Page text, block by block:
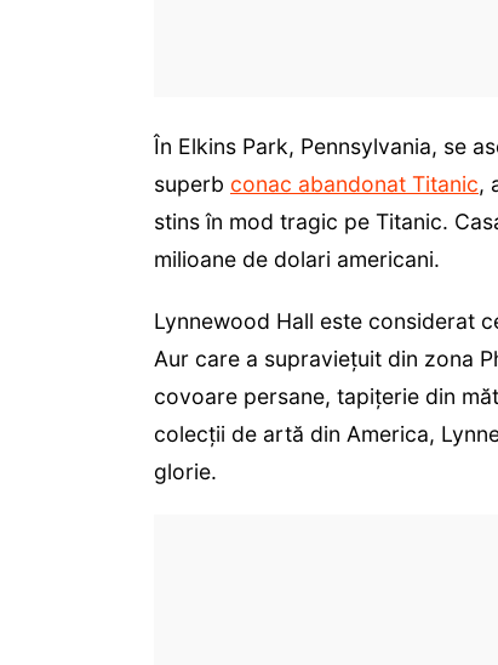
În Elkins Park, Pennsylvania, se
superb conac abandonat Titanic,
stins în mod tragic pe Titanic.
milioane de dolari americani.
Lynnewood Hall este considerat
Aur care a supraviețuit din zona
covoare persane, tapițerie din
colecții de artă din America,
glorie.